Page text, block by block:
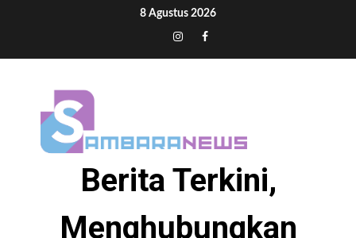
8 Agustus 2026
Tiktok
InstagramFacebook
Berita Terkini,
Menghubungkan